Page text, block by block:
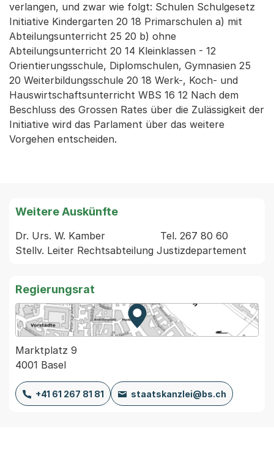
verlangen, und zwar wie folgt: Schulen Schulgesetz
Initiative Kindergarten 20 18 Primarschulen a) mit
Abteilungsunterricht 25 20 b) ohne
Abteilungsunterricht 20 14 Kleinklassen - 12
Orientierungsschule, Diplomschulen, Gymnasien 25
20 Weiterbildungsschule 20 18 Werk-, Koch- und
Hauswirtschaftsunterricht WBS 16 12 Nach dem
Beschluss des Grossen Rates über die Zulässigkeit der
Initiative wird das Parlament über das weitere
Vorgehen entscheiden.
Weitere Auskünfte
Dr. Urs. W. Kamber                  Tel. 267 80 60
Regierungsrat
Zur Karte von MapBS.
Externer Link, wird in einem
Marktplatz 9
4001 Basel
+41 61 267 81 81 staatskanzlei@bs.ch